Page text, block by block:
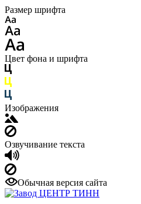
Размер шрифта
Цвет фона и шрифта
Изображения
Озвучивание текста
Обычная версия сайта